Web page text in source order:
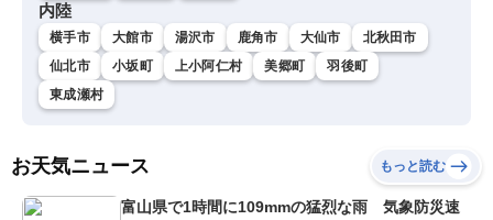
内陸
横手市 大館市 湯沢市 鹿角市 大仙市
北秋田市
仙北市
小坂町 上小阿仁村 美郷町
羽後町
東成瀬村
お天気ニュース もっと読む
富山県で1時間に109mmの猛烈な雨 気象防災速